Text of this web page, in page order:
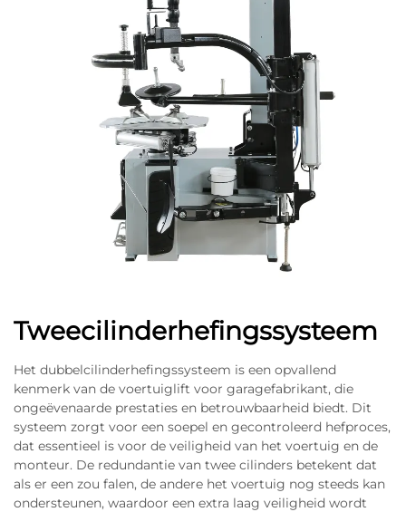
Tweecilinderhefingssysteem
Het dubbelcilinderhefingssysteem is een opvallend
kenmerk van de voertuiglift voor garagefabrikant, die
ongeëvenaarde prestaties en betrouwbaarheid biedt. Dit
systeem zorgt voor een soepel en gecontroleerd hefproces,
dat essentieel is voor de veiligheid van het voertuig en de
monteur. De redundantie van twee cilinders betekent dat
als er een zou falen, de andere het voertuig nog steeds kan
ondersteunen, waardoor een extra laag veiligheid wordt